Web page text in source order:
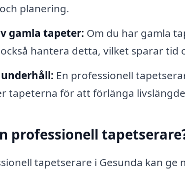
planering.
gamla tapeter: Om du har gamla
hantera detta, vilket sparar tid
En professionell
tapeterna för att förlänga
professionell
tapetserare i Gesunda kan ge